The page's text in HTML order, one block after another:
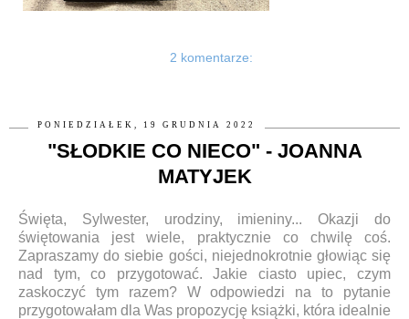
2 komentarze:
PONIEDZIAŁEK, 19 GRUDNIA 2022
"SŁODKIE CO NIECO" - JOANNA
MATYJEK
Święta, Sylwester, urodziny, imieniny... Okazji do
świętowania jest wiele, praktycznie co chwilę coś.
Zapraszamy do siebie gości, niejednokrotnie głowiąc się
nad tym, co przygotować. Jakie ciasto upiec, czym
zaskoczyć tym razem? W odpowiedzi na to pytanie
przygotowałam dla Was propozycję książki, która idealnie